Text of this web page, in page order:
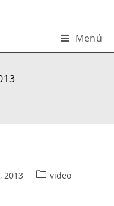
Menú
2013
Categoría
video